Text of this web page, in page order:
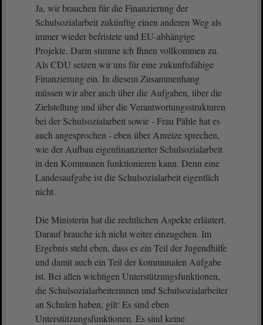
Ja, wir brauchen für die Finanzierung der
Schulsozialarbeit zukünftig einen anderen Weg als
immer wieder befristete und EU-abhängige
Projekte. Darin stimme ich Ihnen vollkommen zu.
Als CDU setzen wir uns für eine zukunftsfähige
Finanzierung ein. In diesem Zusammenhang
müssen wir aber auch über die Aufgaben, über die
Zielstellung und über die Verantwortungsstrukturen
bei der Schulsozialarbeit sowie - Frau Pähle hat es
auch angesprochen - eben über Anreize sprechen,
wie der Aufbau eigenfinanzierter Schulsozialarbeit
in den Kommunen funktionieren kann. Denn eine
Landesaufgabe ist die Schulsozialarbeit eigentlich
nicht.
Die Ministerin hat die rechtlichen Aspekte erläutert.
Darauf brauche ich nicht weiter einzugehen. Im
Ergebnis steht eben, dass es ein Teil der Jugendhilfe
und damit auch ein Teil der kommunalen Aufgabe
ist. Bei allen wichtigen Unterstützungsfunktionen,
die Schulsozialarbeiterinnen und Schulsozialarbeiter
an Schulen haben, gilt: Es sind eben
Unterstützungsfunktionen. Es sind keine